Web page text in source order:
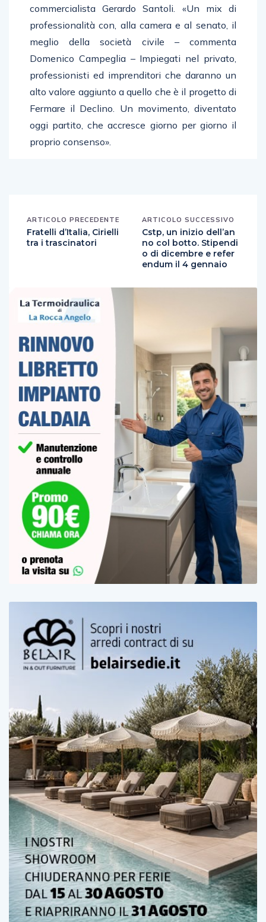
commercialista Gerardo Santoli. «Un mix di
professionalità con, alla camera e al senato, il
meglio della società civile – commenta
Domenico Campeglia – Impiegati nel privato,
professionisti ed imprenditori che daranno un
alto valore aggiunto a quello che è il progetto di
Fermare il Declino. Un movimento, diventato
oggi partito, che accresce giorno per giorno il
proprio consenso».
ARTICOLO PRECEDENTE
Fratelli d’Italia, Cirielli
tra i trascinatori
ARTICOLO SUCCESSIVO
Cstp, un inizio dell’an
no col botto. Stipendi
o di dicembre e refer
endum il 4 gennaio